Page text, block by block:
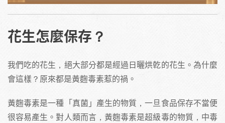
花生怎麼保存？
我們吃的花生，絕大部分都是經過日曬烘乾的花生。為什麼
會這樣？原來都是黃麴毒素惹的禍。
黃麴毒素是一種「真菌」產生的物質，一旦食品保存不當便
很容易產生。對人類而言，黃麴毒素是超級毒的物質，中毒